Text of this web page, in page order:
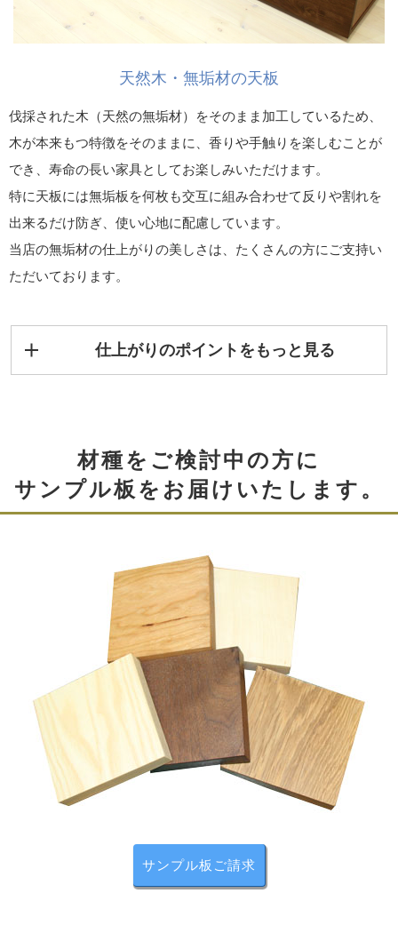
天然木・無垢材の天板
伐採された木（天然の無垢材）をそのまま加工しているため、
木が本来もつ特徴をそのままに、香りや手触りを楽しむことが
でき、寿命の長い家具としてお楽しみいただけます。
特に天板には無垢板を何枚も交互に組み合わせて反りや割れを
出来るだけ防ぎ、使い心地に配慮しています。
当店の無垢材の仕上がりの美しさは、たくさんの方にご支持い
ただいております。
仕上がりのポイントをもっと見る
リモコンに対応
中央部は赤外線が通るようにガラスになっています。
角度によって、ガラス部分の透明の部分が見えて、奥行
を感じる仕上げになっています。
材種をご検討中の方に
サンプル板をお届けいたします。
サンプル板ご請求